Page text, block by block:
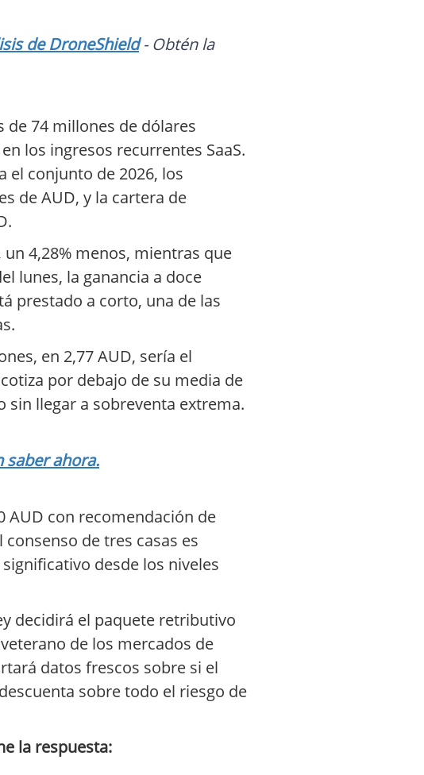
de DroneShield- Obtén la
74 millones de dólares
los ingresos recurrentes SaaS.
el conjunto de 2026, los
de AUD, y la cartera de
4,28% menos, mientras que
lunes, la ganancia a doce
prestado a corto, una de las
en 2,77 AUD, sería el
por debajo de su media de
sin llegar a sobreventa extrema.
saber ahora.
AUD con recomendación de
de tres casas es
desde los niveles
decidirá el paquete retributivo
de los mercados de
datos frescos sobre si el
sobre todo el riesgo de
la respuesta: